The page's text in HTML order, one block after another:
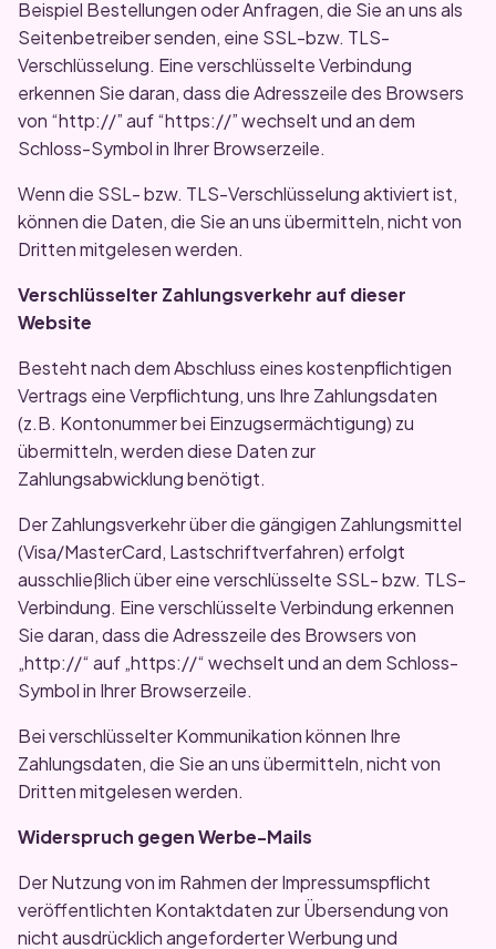
Beispiel Bestellungen oder Anfragen, die Sie an uns als
Seitenbetreiber senden, eine SSL-bzw. TLS-
Verschlüsselung. Eine verschlüsselte Verbindung
erkennen Sie daran, dass die Adresszeile des Browsers
von “http://” auf “https://” wechselt und an dem
Schloss-Symbol in Ihrer Browserzeile.
Wenn die SSL- bzw. TLS-Verschlüsselung aktiviert ist,
können die Daten, die Sie an uns übermitteln, nicht von
Dritten mitgelesen werden.
Verschlüsselter Zahlungsverkehr auf dieser
Website
Besteht nach dem Abschluss eines kostenpflichtigen
Vertrags eine Verpflichtung, uns Ihre Zahlungsdaten
(z.B. Kontonummer bei Einzugsermächtigung) zu
übermitteln, werden diese Daten zur
Zahlungsabwicklung benötigt.
Der Zahlungsverkehr über die gängigen Zahlungsmittel
(Visa/MasterCard, Lastschriftverfahren) erfolgt
ausschließlich über eine verschlüsselte SSL- bzw. TLS-
Verbindung. Eine verschlüsselte Verbindung erkennen
Sie daran, dass die Adresszeile des Browsers von
„http://“ auf „https://“ wechselt und an dem Schloss-
Symbol in Ihrer Browserzeile.
Bei verschlüsselter Kommunikation können Ihre
Zahlungsdaten, die Sie an uns übermitteln, nicht von
Dritten mitgelesen werden.
Widerspruch gegen Werbe-Mails
Der Nutzung von im Rahmen der Impressumspflicht
veröffentlichten Kontaktdaten zur Übersendung von
nicht ausdrücklich angeforderter Werbung und